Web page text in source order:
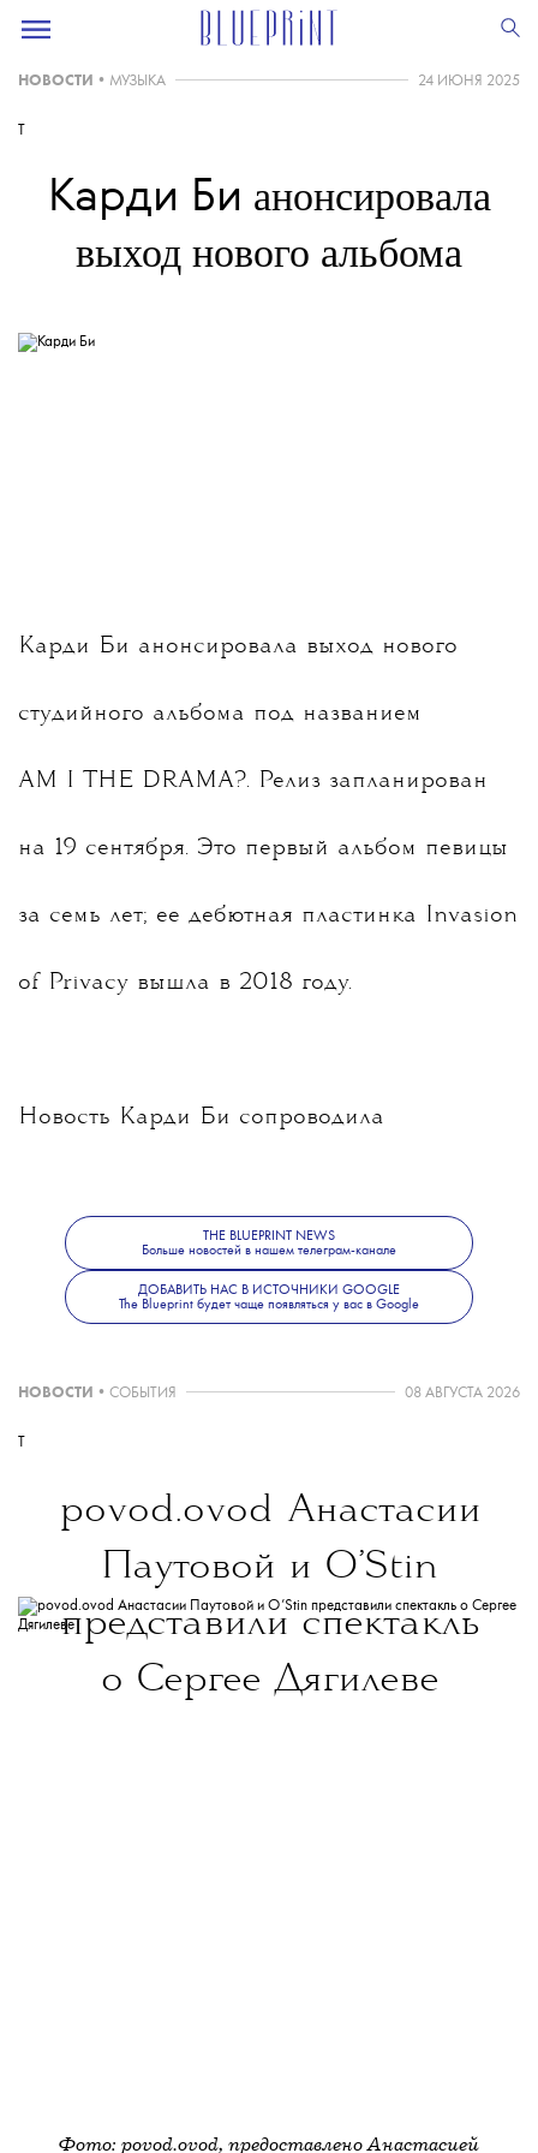
НОВОСТИ • МУЗЫКА 24 ИЮНЯ 2025
T
Карди Би анонсировала
выход нового альбома
Карди Би анонсировала выход нового
студийного альбома под названием
AM I THE DRAMA?. Релиз запланирован
на 19 сентября. Это первый альбом певицы
за семь лет; ее дебютная пластинка Invasion
of Privacy вышла в 2018 году.
Новость Карди Би сопроводила
и загадочной подписью: «Семь лет — время
пришло. Семь лет любви, жизни и потерь.
Семь лет я была милостивой, но сейчас
я дам им ад. Я узнала, что власть
не получают, ее берут. Больше никаких
слез. Я не ваш злодей, я ваш тиран. Время
THE BLUEPRINT NEWS
Больше новостей в нашем телеграм-канале
ДОБАВИТЬ НАС В ИСТОЧНИКИ GOOGLE
The Blueprint будет чаще появляться у вас в Google
НОВОСТИ • СОБЫТИЯ 08 АВГУСТА 2026
T
povod.ovod Анастасии
Паутовой и O’Stin
представили спектакль
о Сергее Дягилеве
Фото: povod.ovod, предоставлено Анастасией